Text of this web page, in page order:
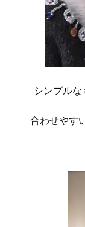
シンプル
合わせやす